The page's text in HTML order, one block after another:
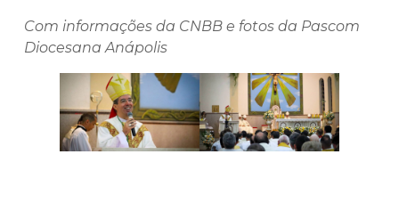
Com informações da CNBB e fotos da Pascom
Diocesana Anápolis